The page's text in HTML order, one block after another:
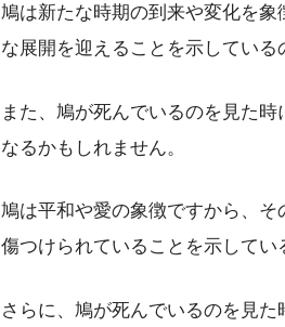
鳩は新たな時期の到来や変化を
な展開を迎えることを示している
また、鳩が死んでいるのを見た
なるかもしれません。
鳩は平和や愛の象徴ですから、
傷つけられていることを示してい
さらに、鳩が死んでいるのを見